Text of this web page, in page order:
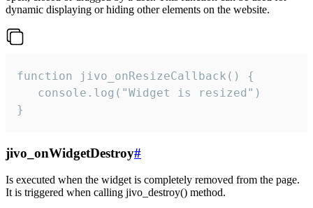
dynamic displaying or hiding other elements on the website.
function jivo_onResizeCallback() {
   console.log("Widget is resized")
}
jivo_onWidgetDestroy#
Is executed when the widget is completely removed from the page.
It is triggered when calling jivo_destroy() method.